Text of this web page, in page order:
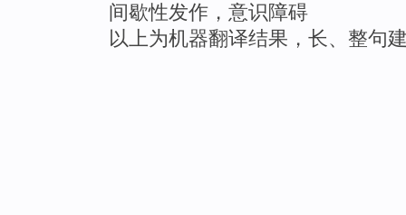
间歇性发作，意识障碍
以上为机器翻译结果，长、整句